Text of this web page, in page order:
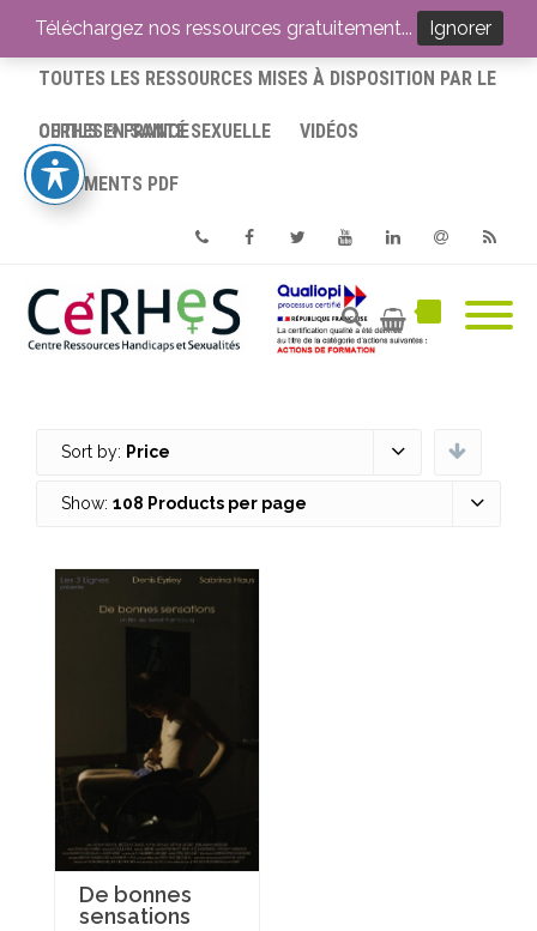
ACCUEIL
TOUTES LES RESSOURCES MISES À DISPOSITION PAR LE
CERHES® FRANCE
OUTILS EN SANTÉ SEXUELLE VIDÉOS
DOCUMENTS PDF
PhoneFacebookTwitterYoutube
Sort by: Price
Show: 108 Products per page
De bonnes
sensations
Téléchargez nos ressources gratuitement... Ignorer